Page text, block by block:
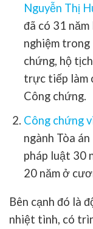
Nguyễn Thị
đã có 31
nghiệm trong
chứng, hộ
trực tiếp làm
Công chứng.
Công chứng
ngành Tòa
pháp luật 30
20 năm ở
Bên cạnh đó là
nhiệt tình, có